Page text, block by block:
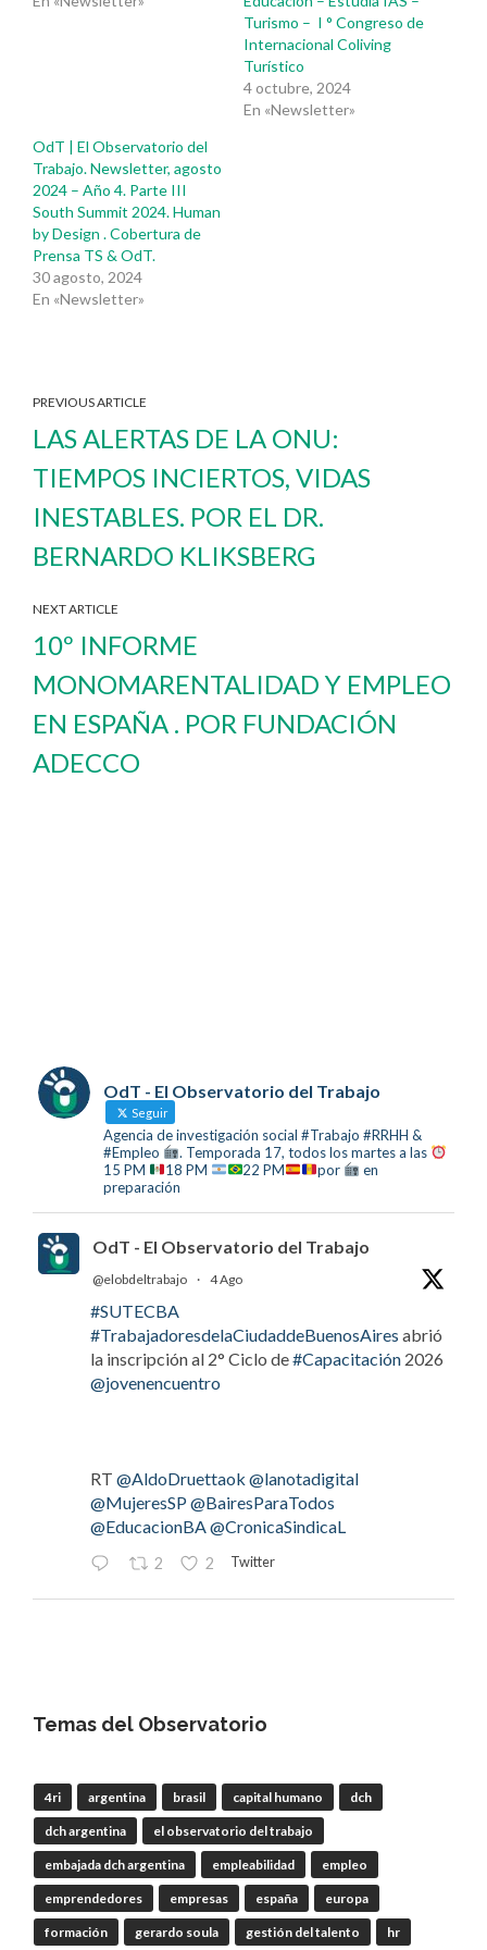
Turismo – I ° Congreso de
Internacional Coliving
Turístico
4 octubre, 2024
En «Newsletter»
OdT | El Observatorio del
Trabajo. Newsletter, agosto
2024 – Año 4. Parte III
South Summit 2024. Human
by Design . Cobertura de
Prensa TS & OdT.
30 agosto, 2024
En «Newsletter»
PREVIOUS ARTICLE
LAS ALERTAS DE LA ONU:
TIEMPOS INCIERTOS, VIDAS
INESTABLES. POR EL DR.
BERNARDO KLIKSBERG
NEXT ARTICLE
10º INFORME
MONOMARENTALIDAD Y EMPLEO
EN ESPAÑA . POR FUNDACIÓN
ADECCO
OdT - El Observatorio del Trabajo
Seguir
Agencia de investigación social #Trabajo #RRHH &
#Empleo
. Temporada 17, todos los martes a las
15 PM
18 PM 22 PM por
en
preparación
OdT - El Observatorio del Trabajo
@elobdeltrabajo · 4 Ago
#SUTECBA
#TrabajadoresdelaCiudaddeBuenosAires abrió
la inscripción al 2° Ciclo de#Capacitación 2026
@jovenencuentro
RT @AldoDruettaok @lanotadigital
@MujeresSP@BairesParaTodos
@EducacionBA@CronicaSindicaL
2 2 Twitter
Orgánica del#BCRA
RT@lanotadigital@La_Bancaria
@AldoDruettaok@misionesptodos
@SergioOPalazzo @BairesParaTodos
@uniglobalunion
2 Twitter
Temas del Observatorio
4ri argentina brasil capital humano dch
dch argentina el observatorio del trabajo
embajada dch argentina empleabilidad empleo
emprendedores empresas españa europa
formación gerardo soula gestión del talento hr